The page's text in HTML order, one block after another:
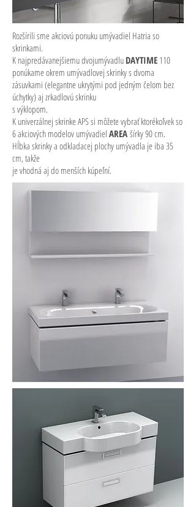
Rozšírili sme akciovú ponuku umývadiel Hatria so
skrinkami.
K najpredávanejšiemu dvojumývadlu DAYTIME 110
ponúkame okrem umývadlovej skrinky s dvoma
zásuvkami (elegantne ukrytými pod jedným čelom bez
úchytky) aj zrkadlovú skrinku
s výklopom.
K univerzálnej skrinke APS si môžete vybrať ktorékoľvek so
6 akciových modelov umývadiel AREA šírky 90 cm.
Hĺbka skrinky a odkladacej plochy umývadla je iba 35
cm, takže
je vhodná aj do menších kúpeľní.